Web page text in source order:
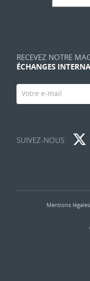
RECEVEZ NOTRE
ÉCHANGES
Votre e-mail
SUIVEZ-NOUS
Mentions légales